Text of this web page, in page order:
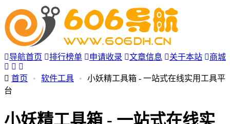
导航首页 排行榜单 申请收录 文章信息 关于本站 商城
首页 • 软件工具 •
小妖精工具箱 - 一站式在线实用工具平
台
小妖精工具箱 - 一站式在线实